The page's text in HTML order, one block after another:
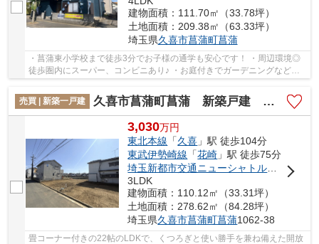
建物面積：111.70㎡（33.78坪）
土地面積：209.38㎡（63.33坪）
埼玉県久喜市菖蒲町菖蒲
・菖蒲東小学校まで徒歩3分でお子様の通学も安心です！ ・周辺環境◎
徒歩圏内にスーパー、コンビニあり♪ ・お庭付きでガーデニングなど趣
売買 | 新築一戸建
久喜市菖蒲町菖蒲 新築戸建 全1棟 1号棟
3,030万円
東北本線 「久喜 」駅 徒歩104分
東武伊勢崎線 「花崎 」駅 徒歩75分
内宿
3LDK
建物面積：110.12㎡（33.31坪）
土地面積：278.62㎡（84.28坪）
埼玉県久喜市菖蒲町菖蒲1062-38
畳コーナー付きの22帖のLDKで、くつろぎと使い勝手を兼ね備えた開放